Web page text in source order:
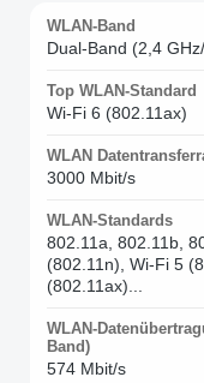
WLAN-Band
Dual-Band (2,4
Top WLAN-Standard
Wi-Fi 6 (802.11ax)
WLAN
3000 Mbit/s
WLAN-Standards
802.11a, 802.11b,
(802.11n), Wi-Fi 5
(802.11ax)...
WLAN-
Band)
574 Mbit/s